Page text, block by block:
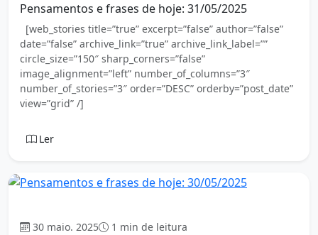
Pensamentos e frases de hoje: 31/05/2025
[web_stories title=”true” excerpt=”false” author=”false”
date=”false” archive_link=”true” archive_link_label=””
circle_size=”150″ sharp_corners=”false”
image_alignment=”left” number_of_columns=”3″
number_of_stories=”3″ order=”DESC” orderby=”post_date”
view=”grid” /]
Ler
30 maio. 2025 1 min de leitura